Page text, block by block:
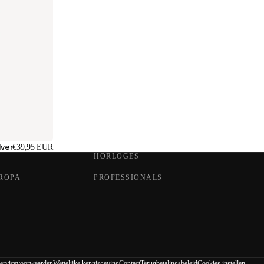
€39,95 EUR
HORLOGES
PROFESSIONALS